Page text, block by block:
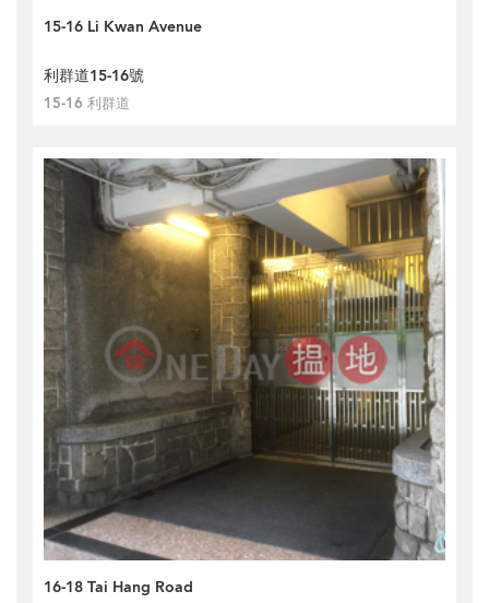
15-16 Li Kwan Avenue
利群道15-16號
15-16 利群道
16-18 Tai Hang Road